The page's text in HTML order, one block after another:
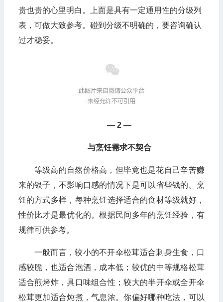
贵也贵的心里明白。上面是具有一定通用性的分级列
表，可做大致参考。碰到分级不明确的，要咨询确认
过才稳妥。
— 2 —
与烹饪需求不契合
等级高的自然价格高，但毕竟也是花自己辛苦赚
来的银子，不影响口感的情况下是可以省些钱的。烹
饪的方式多样，每种烹饪选择适合的食材等级就好，
性价比才是最优化的。根据民间多年的烹饪经验，有
规律可供参考。
一般而言，较小的不开伞松茸适合刺身生食，口
感较脆，也适合泡酒，成本低；较优的中等规格松茸
适合煎烤炸，具口味组合性；较大的半开伞或全开伞
松茸更加适合炖煮，气息浓。你偏好哪种吃法，可以